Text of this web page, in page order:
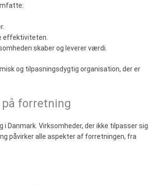
effektiviteten.
skaber og leverer værdi.
og tilpasningsdygtig organisation, der er
forretning
Danmark. Virksomheder, der ikke tilpasser sig
påvirker alle aspekter af forretningen, fra